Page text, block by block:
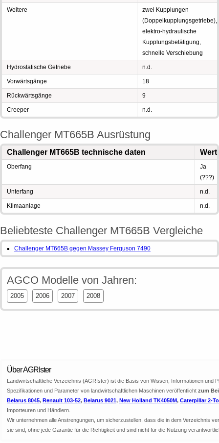
Weitere
zwei Kupplungen
(Doppelkupplungsgetriebe),
elektro-hydraulische
Kupplungsbetätigung,
schnelle Verschiebung
Hydrostatische Getriebe n.d.
Vorwärtsgänge 18
Rückwärtsgänge 9
Creeper n.d.
Challenger MT665B Ausrüstung
Challenger MT665B technische daten Wert
Oberfang
Ja
(???)
Unterfang n.d.
Klimaanlage n.d.
Beliebteste Challenger MT665B Vergleiche
Challenger MT665B gegen Massey Ferguson 7490
AGCO Modelle von Jahren:
2005 2006 2007 2008
Über AGRIster
Landwirtschaftliche Verzeichnis (AGRIster) ist die Basis von Wissen, Informationen
Spezifikationen und Parameter von landwirtschaftlichen Maschinen veröffentlicht zum
Belarus 8045, Renault 103-52, Belarus 9021, New Holland TK4050M, Caterpillar 2-
Importeuren und Händlern.
Wir unternehmen alle Anstrengungen, um sicherzustellen, dass die in dem Verzeichnis
sie sind, ohne jede Garantie für die Richtigkeit und sind nicht für die Nutzung